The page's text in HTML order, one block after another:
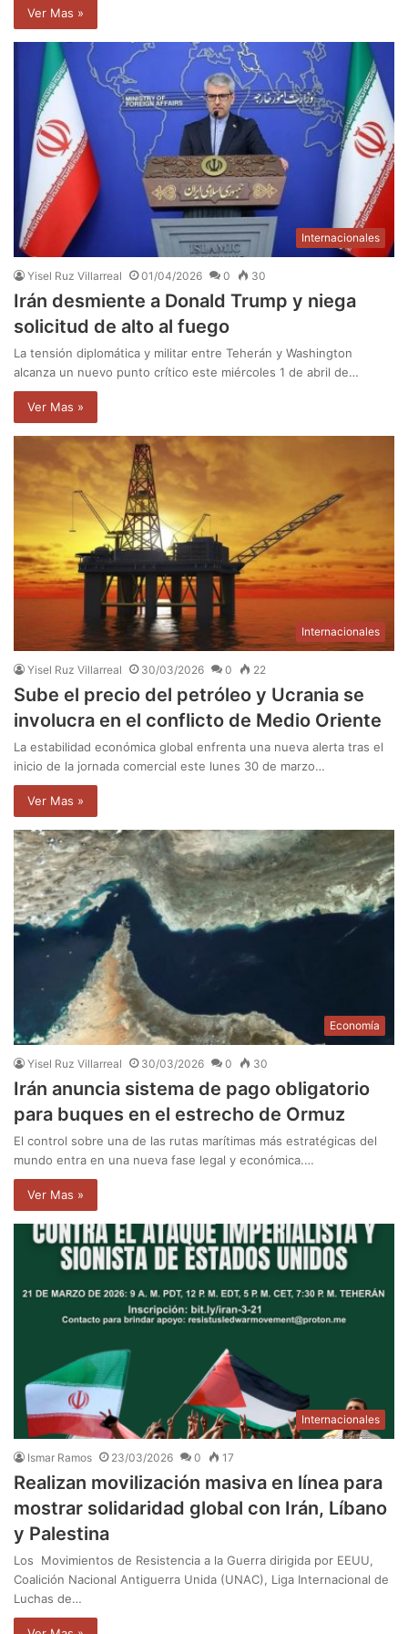
Ver Mas »
Internacionales
Yisel Ruz Villarreal 01/04/2026 0 30
Irán desmiente a Donald Trump y niega
solicitud de alto al fuego
La tensión diplomática y militar entre Teherán y Washington
alcanza un nuevo punto crítico este miércoles 1 de abril de…
Ver Mas »
Internacionales
Yisel Ruz Villarreal 30/03/2026 0 22
Sube el precio del petróleo y Ucrania se
involucra en el conflicto de Medio Oriente
La estabilidad económica global enfrenta una nueva alerta tras el
inicio de la jornada comercial este lunes 30 de marzo…
Ver Mas »
Economía
Yisel Ruz Villarreal 30/03/2026 0 30
Irán anuncia sistema de pago obligatorio
para buques en el estrecho de Ormuz
El control sobre una de las rutas marítimas más estratégicas del
mundo entra en una nueva fase legal y económica.…
Ver Mas »
Internacionales
Ismar Ramos 23/03/2026 0 17
Realizan movilización masiva en línea para
mostrar solidaridad global con Irán, Líbano
y Palestina
Los Movimientos de Resistencia a la Guerra dirigida por EEUU,
Coalición Nacional Antiguerra Unida (UNAC), Liga Internacional de
Luchas de…